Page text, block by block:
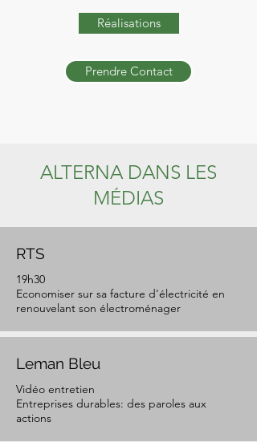
Réalisations
Prendre Contact
ALTERNA DANS LES
MÉDIAS
RTS
19h30
Economiser sur sa facture d'électricité en
renouvelant son électroménager
Leman Bleu
Vidéo entretien
Entreprises durables: des paroles aux
actions